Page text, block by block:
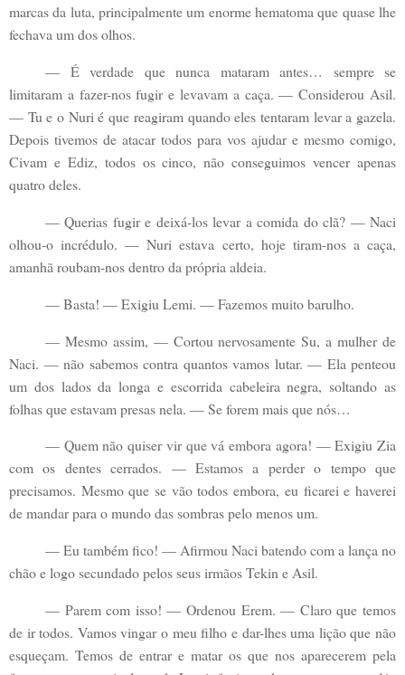
marcas da luta, principalmente um enorme hematoma que quase lhe
fechava um dos olhos.
— É verdade que nunca mataram antes… sempre se
limitaram a fazer-nos fugir e levavam a caça. — Considerou Asil.
— Tu e o Nuri é que reagiram quando eles tentaram levar a gazela.
Depois tivemos de atacar todos para vos ajudar e mesmo comigo,
Civam e Ediz, todos os cinco, não conseguimos vencer apenas
quatro deles.
— Querias fugir e deixá-los levar a comida do clã? — Naci
olhou-o incrédulo. — Nuri estava certo, hoje tiram-nos a caça,
amanhã roubam-nos dentro da própria aldeia.
— Basta! — Exigiu Lemi. — Fazemos muito barulho.
— Mesmo assim, — Cortou nervosamente Su, a mulher de
Naci. — não sabemos contra quantos vamos lutar. — Ela penteou
um dos lados da longa e escorrida cabeleira negra, soltando as
folhas que estavam presas nela. — Se forem mais que nós…
— Quem não quiser vir que vá embora agora! — Exigiu Zia
com os dentes cerrados. — Estamos a perder o tempo que
precisamos. Mesmo que se vão todos embora, eu ficarei e haverei
de mandar para o mundo das sombras pelo menos um.
— Eu também fico! — Afirmou Naci batendo com a lança no
chão e logo secundado pelos seus irmãos Tekin e Asil.
— Parem com isso! — Ordenou Erem. — Claro que temos
de ir todos. Vamos vingar o meu filho e dar-lhes uma lição que não
esqueçam. Temos de entrar e matar os que nos aparecerem pela